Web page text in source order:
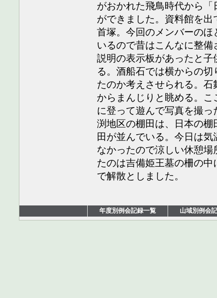
がおかれた飛鳥時代から
ができました。資料館を
首塚。今回のメンバーの
いるので昔はこんなに整
説明の表示板があったと
る。酒船石では横からの
たのか考えさせられる。
からまんじりと眺める。
に登って遊んで写真を撮
渕地区の棚田は、日本の
田が並んでいる。今日は
なかったので涼しい休憩
たのは吉備姫王墓の柵の
で解散としました。
年度別例会記録一覧 山域別例会